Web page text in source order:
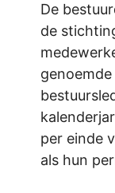
De
de
per einde
als hun